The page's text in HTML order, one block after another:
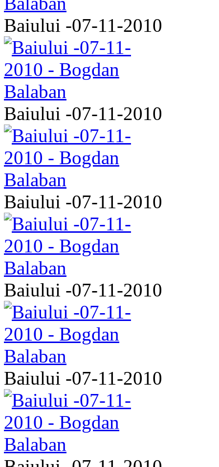
Baiului -07-11-2010
Baiului -07-11-2010
Baiului -07-11-2010
Baiului -07-11-2010
Baiului -07-11-2010